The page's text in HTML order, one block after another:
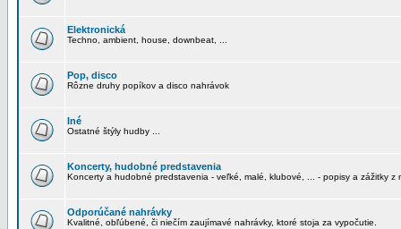
Elektronická
Techno, ambient, house, downbeat, ...
Pop, disco
Rôzne druhy popíkov a disco nahrávok
Iné
Ostatné štýly hudby ...
Koncerty, hudobné predstavenia
Koncerty a hudobné predstavenia - veľké, malé, klubové, ... - popisy a zážitky z
Odporúčané nahrávky
Kvalitné, obľúbené, či niečím zaujímavé nahrávky, ktoré stoja za vypočutie.